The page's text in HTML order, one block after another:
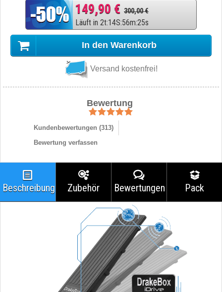
149,90 € 300,00 €
Läuft in 2t:14S:56m:24s
In den Warenkorb
Versand kostenfrei!
Bewertung
Kundenbewertungen (313)
Bewertung verfassen
Beschreibung Zubehör Bewertungen Pack